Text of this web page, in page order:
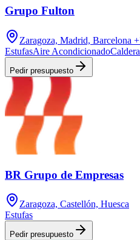
Grupo Fulton
Zaragoza, Madrid, Barcelona
EstufasAire Acondicionado
Pedir presupuesto
BR Grupo de Empresas
Zaragoza, Castellón, Huesca
Estufas
Pedir presupuesto